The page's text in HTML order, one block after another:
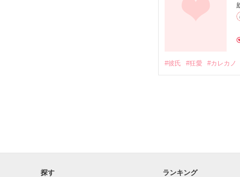
#彼氏 #狂愛 #カレカノ
探す ランキング